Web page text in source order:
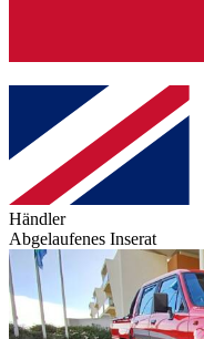
Händler
Abgelaufenes Inserat